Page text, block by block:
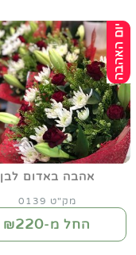
אהבה באדום לבן
מק"ט 0139
החל מ-₪220